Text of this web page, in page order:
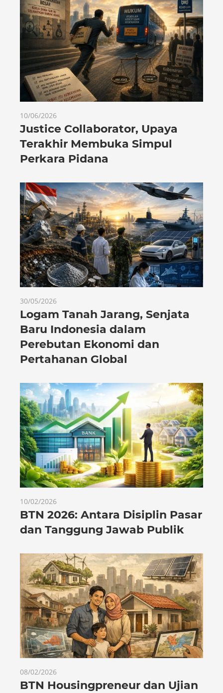
10/06/2026
Justice Collaborator, Upaya
Terakhir Membuka Simpul
Perkara Pidana
30/05/2026
Logam Tanah Jarang, Senjata
Baru Indonesia dalam
Perebutan Ekonomi dan
Pertahanan Global
10/02/2026
BTN 2026: Antara Disiplin Pasar
dan Tanggung Jawab Publik
08/02/2026
BTN Housingpreneur dan Ujian